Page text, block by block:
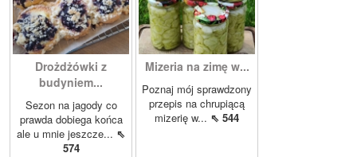
Drożdżówki z
budyniem...
Sezon na jagody co
prawda dobiega końca
ale u mnie jeszcze... ⇖
574
Mizeria na zimę w...
Poznaj mój sprawdzony
przepis na chrupiącą
mizerię w... ⇖ 544